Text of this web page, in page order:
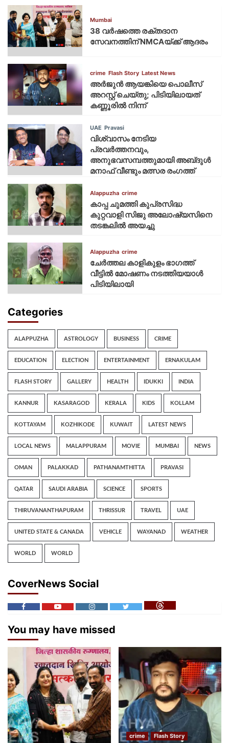
Mumbai
38 വർഷത്തെ രക്തദാന
സേവനത്തിന് NMCAയ്ക്ക് ആദരം
crime Flash Story Latest News
അർജുൻ ആയങ്കിയെ പൊലീസ്
അറസ്റ്റ് ചെയ്‌തു; പിടിയിലായത്
കണ്ണൂരിൽ നിന്ന്
UAE Pravasi
വിശ്വാസം നേടിയ
പ്രവർത്തനവും,
അനുഭവസമ്പത്തുമായി അബ്‌ദുൾ
മനാഫ് വീണ്ടും മത്സര രംഗത്ത്
Alappuzha crime
കാപ്പ ചുമത്തി കുപ്രസിദ്ധ
കുറ്റവാളി സിജു അലോഷ്യസിനെ
തടങ്കലിൽ അയച്ചു
Alappuzha crime
ചേർത്തല കാളികുളം ഭാഗത്ത്
വീട്ടിൽ മോഷണം നടത്തിയയാൾ
പിടിയിലായി
Categories
ALAPPUZHA ASTROLOGY BUSINESS CRIME
EDUCATION ELECTION ENTERTAINMENT ERNAKULAM
FLASH STORY GALLERY HEALTH IDUKKI INDIA
KANNUR KASARAGOD KERALA KIDS KOLLAM
KOTTAYAM KOZHIKODE KUWAIT LATEST NEWS
LOCAL NEWS MALAPPURAM MOVIE MUMBAI NEWS
OMAN PALAKKAD PATHANAMTHITTA PRAVASI
QATAR SAUDI ARABIA SCIENCE SPORTS
THIRUVANANTHAPURAM THRISSUR TRAVEL UAE
UNITED STATE & CANADA VEHICLE WAYANAD WEATHER
WORLD WORLD
CoverNews Social
You may have missed
crime
Flash Story